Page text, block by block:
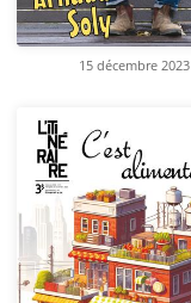
15 décembre 2023